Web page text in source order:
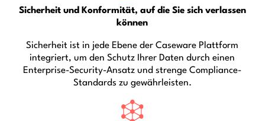
Sicherheit und Konformität, auf die Sie sich verlassen
können
Sicherheit ist in jede Ebene der Caseware Plattform
integriert, um den Schutz Ihrer Daten durch einen
Enterprise-Security-Ansatz und strenge Compliance-
Standards zu gewährleisten.